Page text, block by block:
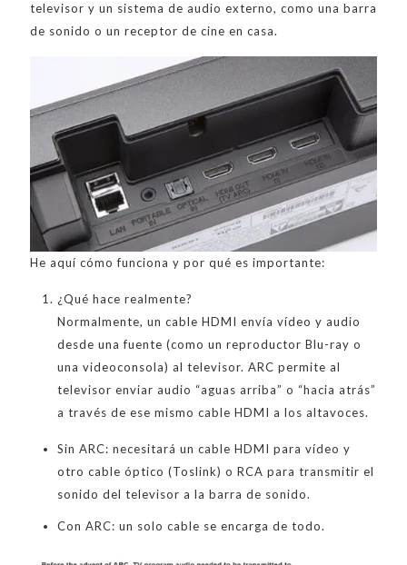
televisor y un sistema de audio externo, como una barra
de sonido o un receptor de cine en casa.
He aquí cómo funciona y por qué es importante:
¿Qué hace realmente?
Normalmente, un cable HDMI envía vídeo y audio
desde una fuente (como un reproductor Blu-ray o
una videoconsola) al televisor. ARC permite al
televisor enviar audio “aguas arriba” o “hacia atrás”
a través de ese mismo cable HDMI a los altavoces.
Sin ARC: necesitará un cable HDMI para vídeo y
otro cable óptico (Toslink) o RCA para transmitir el
sonido del televisor a la barra de sonido.
Con ARC: un solo cable se encarga de todo.